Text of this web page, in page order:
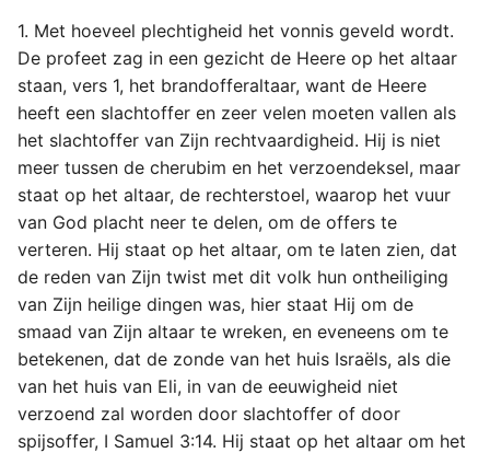
1. Met hoeveel plechtigheid het vonnis geveld wordt.
De profeet zag in een gezicht de Heere op het altaar
staan, vers 1, het brandofferaltaar, want de Heere
heeft een slachtoffer en zeer velen moeten vallen als
het slachtoffer van Zijn rechtvaardigheid. Hij is niet
meer tussen de cherubim en het verzoendeksel, maar
staat op het altaar, de rechterstoel, waarop het vuur
van God placht neer te delen, om de offers te
verteren. Hij staat op het altaar, om te laten zien, dat
de reden van Zijn twist met dit volk hun ontheiliging
van Zijn heilige dingen was, hier staat Hij om de
smaad van Zijn altaar te wreken, en eveneens om te
betekenen, dat de zonde van het huis Israëls, als die
van het huis van Eli, in van de eeuwigheid niet
verzoend zal worden door slachtoffer of door
spijsoffer, I Samuel 3:14. Hij staat op het altaar om het